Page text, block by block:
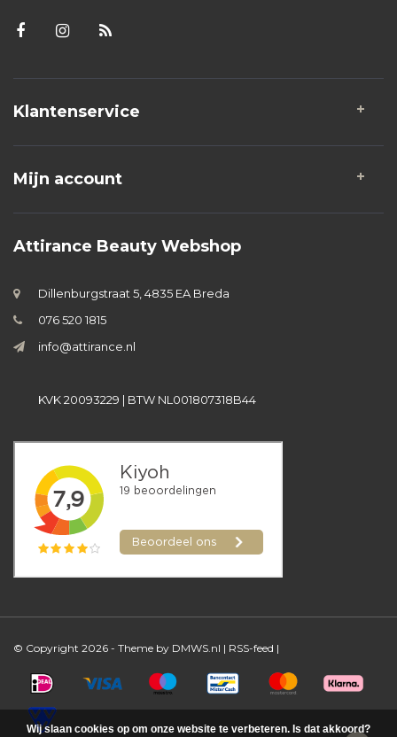
Klantenservice
Mijn account
Attirance Beauty Webshop
Dillenburgstraat 5, 4835 EA Breda
076 520 1815
info@attirance.nl
KVK 20093229 | BTW NL001807318B44
© Copyright 2026 - Theme by DMWS.nl | RSS-feed |
Wij slaan cookies op om onze website te verbeteren. Is dat akkoord?